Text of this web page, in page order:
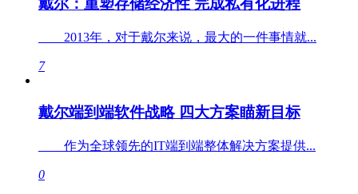
戴尔：重塑存储经济性 完成私有化进程
2013年，对于戴尔来说，最大的一件事情就...
7
戴尔端到端软件战略 四大方案瞄新目标
作为全球领先的IT端到端整体解决方案提供...
0